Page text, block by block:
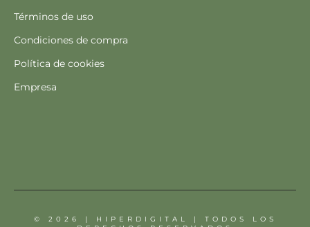
Términos de uso
Condiciones de compra
Política de cookies
Empresa
© 2026 | HIPERDIGITAL | TODOS LOS